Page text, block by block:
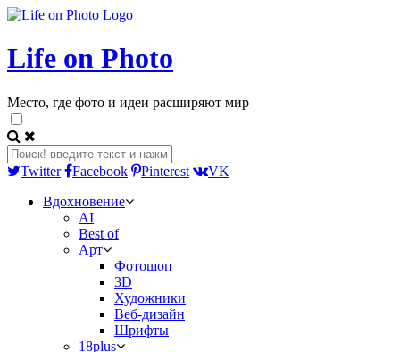
Life on Photo
Место, где фото и идеи расширяют мир
Twitter Facebook Pinterest
VK
Вдохновение
AI
Best of
Арт
Фотошоп
3D
Художники
Веб-дизайн
Шрифты
18plus